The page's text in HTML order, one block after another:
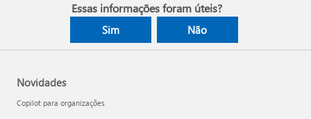
Essas informações foram úteis?
Sim Não
Novidades
Copilot para organizações